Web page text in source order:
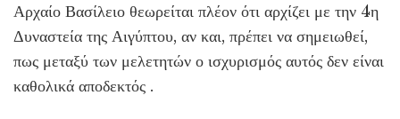
Αρχαίο Βασίλειο θεωρείται πλέον ότι αρχίζει με την 4η
Δυναστεία της Αιγύπτου, αν και, πρέπει να σημειωθεί,
πως μεταξύ των μελετητών ο ισχυρισμός αυτός δεν είναι
καθολικά αποδεκτός .